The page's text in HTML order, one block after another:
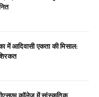
में आदिवासी एकता की मिसाल:
कॉलेज में सांस्कृतिक